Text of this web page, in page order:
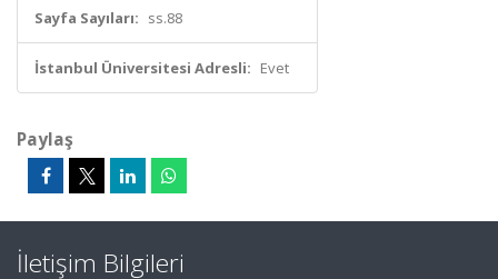
Sayfa Sayıları: ss.88
İstanbul Üniversitesi Adresli: Evet
Paylaş
İletişim Bilgileri